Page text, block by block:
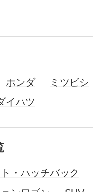
ホンダ
ミツビシ
イハツ
・ハッチバック